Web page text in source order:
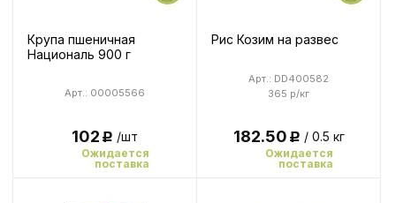
Крупа пшеничная
Националь 900 г
Арт.: 00005566
102Р /шт
Ожидается
поставка
Рис Козим на развес
365 р/кг
Арт.: DD400582
182.50Р / 0.5 кг
Ожидается
поставка